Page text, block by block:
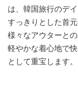
は、韓国旅行のデ
すっきりとした首
様々なアウターとの
軽やかな着心地で
として重宝します。